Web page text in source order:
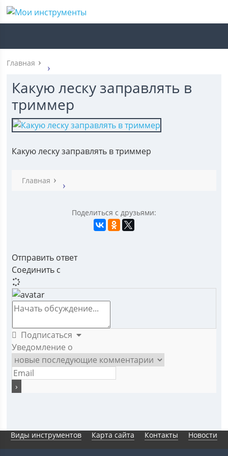
Главная
Какую леску заправлять в
триммер
Какую леску заправлять в триммер
Главная
Поделиться с друзьями:
Отправить ответ
Соединить с
Подписаться
Уведомление о
Виды инструментов Карта сайта Контакты Новости